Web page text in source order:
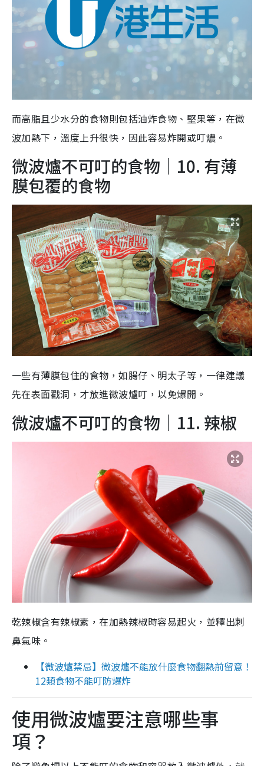
而高脂且少水分的食物則包括油炸食物、堅果等，在微
波加熱下，溫度上升很快，因此容易炸開或叮燶。
微波爐不可叮的食物｜10. 有薄
膜包覆的食物
一些有薄膜包住的食物，如腸仔、明太子等，一律建議
先在表面戳洞，才放進微波爐叮，以免爆開。
微波爐不可叮的食物｜11. 辣椒
乾辣椒含有辣椒素，在加熱辣椒時容易起火，並釋出刺
鼻氣味。
【微波爐禁忌】微波爐不能放什麼食物翻熱前留意！
12類食物不能叮防爆炸
使用微波爐要注意哪些事
項？